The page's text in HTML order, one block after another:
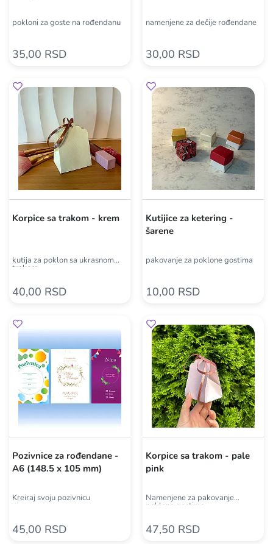
pokloni za goste na rođendanu
35,00 RSD
namenjene za dečije rođendane
30,00 RSD
Korpice sa trakom - krem
kutija za poklon sa ukrasnom
trakom
40,00 RSD
Kutijice za ketering -
šarene
pakovanje za poklone gostima
10,00 RSD
Pozivnice za rođendane -
A6 (148.5 x 105 mm)
Kreiraj svoju pozivnicu
45,00 RSD
Korpice sa trakom - pale
pink
Namenjene za pakovanje
poklona gostima
47,50 RSD